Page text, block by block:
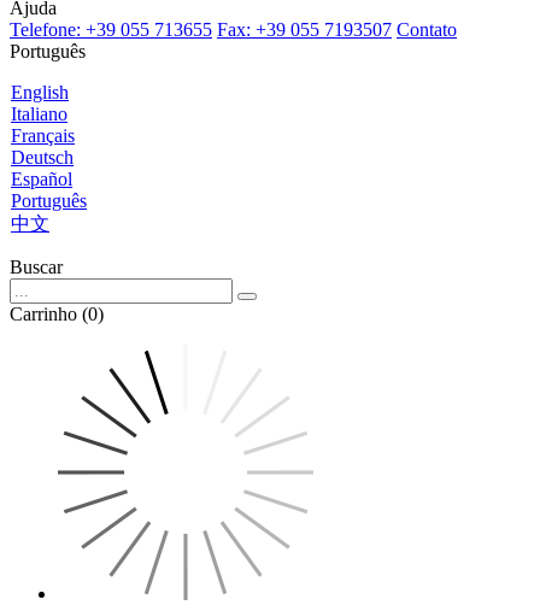
Ajuda
Telefone: +39 055 713655 Fax: +39 055 7193507 Contato
Português
English
Italiano
Français
Deutsch
Español
Português
中文
Buscar
Carrinho (0)